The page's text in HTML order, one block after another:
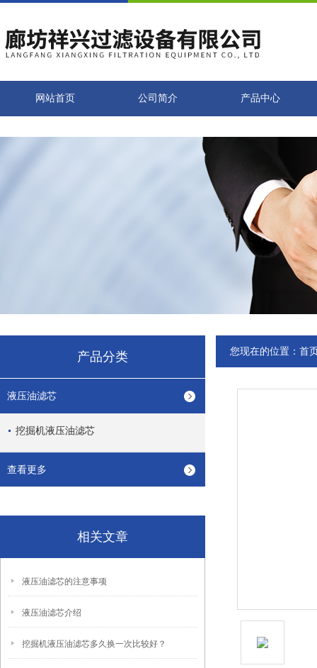
网站首页 公司简介 产品中心
产品分类
液压油滤芯
挖掘机液压油滤芯
查看更多
相关文章
液压油滤芯的注意事项
液压油滤芯介绍
挖掘机液压油滤芯多久换一次比较好？
您现在的位置： 首